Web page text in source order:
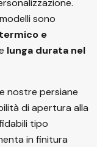
sono
e
lunga durata nel
nostre persiane
di apertura alla
tipo
in finitura